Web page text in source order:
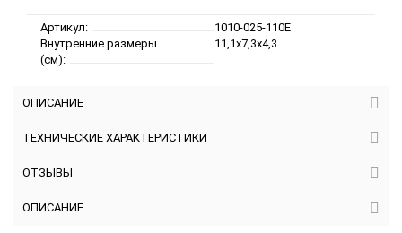
Артикул:
1010-025-110E
Внутренние размеры
(см):
11,1x7,3x4,3
ОПИСАНИЕ
ТЕХНИЧЕСКИЕ ХАРАКТЕРИСТИКИ
ОТЗЫВЫ
ОПИСАНИЕ